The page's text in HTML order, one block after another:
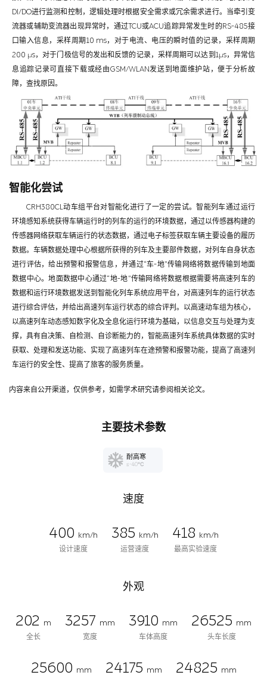
DI/DO进行监测和控制，逻辑处理时根据安全需求或冗余需求进行。当牵引变
流器或辅助变流器出现异常时，通过TCU或ACU追踪异常发生时的RS-485接
口输入信息，采样周期10 ms，对于电流、电压的瞬时值的记录，采样周期
200 μs，对于门极信号的发出和反馈的记录，采样周期可以达到1μs，异常信
息追踪记录可直接下载或经由GSM/WLAN发送到地面维护站，便于分析故
障，查找原因。
智能化尝试
CRH380CL动车组平台对智能化进行了一定的尝试。智能列车通过运行
环境感知系统获得车辆运行时的列车的运行的环境数据，通过以传感器构建的
传感器网络获取车辆运行的状态数据，通过电子标签获取车辆主要设备的履历
数据。车辆数据处理中心根据所获得的列车及主要部件数据，对列车自身状态
进行评估，给出预警和报警信息，并通过“车-地”传输网络将数据传输到地面
数据中心。地面数据中心通过“地-地”传输网络将数据根据需要将高速列车的
数据和运行环境数据发送到智能化列车系统应用平台，对高速列车的运行状态
进行综合评估，并给出高速列车运行状态的综合评判。以高速动车组为核心，
以高速列车动态感知数字化及全息化运行环境为基础，以信息交互与处理为支
撑，具有自决策、自检测、自诊断能力的，智能高速列车系统具体数据的实时
获取、处理和发送功能、实现了高速列车在途预警和报警功能，提高了高速列
车运行的安全性、提高了旅客的服务质量。
内容来自公开渠道，仅供参考，如需学术研究请参阅相关论文。
主要技术参数
耐高寒
≤-40℃
速度
400
km/h
设计速度
385
km/h
运营速度
418
km/h
最高实验速度
外观
202
m
全长
3257 mm
宽度
3910 mm
车体高度
26525 mm
头车长度
25600 mm
24175 mm
24825 mm